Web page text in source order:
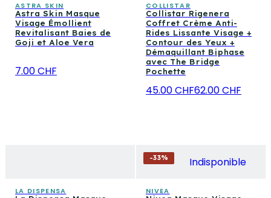
ASTRA SKIN
Astra Skin Masque
Visage Émollient
Revitalisant Baies de
Goji et Aloe Vera
7.00 CHF
COLLISTAR
Collistar Rigenera
Coffret Crème Anti-
Rides Lissante Visage +
Contour des Yeux +
Démaquillant Biphase
avec The Bridge
Pochette
45.00 CHF62.00 CHF
LA DISPENSA
-33% Indisponible
NIVEA